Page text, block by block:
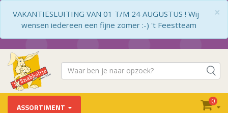
×
VAKANTIESLUITING VAN 01 T/M 24 AUGUSTUS ! Wij
wensen iedereen een fijne zomer :-) 't Feestteam
ASSORTIMENT
0